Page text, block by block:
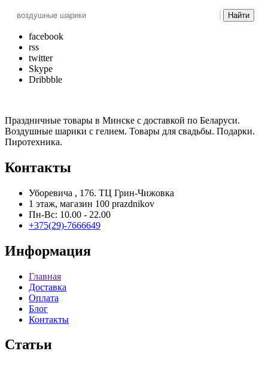
Найти
facebook
rss
twitter
Skype
Dribbble
Праздничные товары в Минске с доставкой по Беларуси.
Воздушные шарики с гелием. Товары для свадьбы. Подарки.
Пиротехника.
Контакты
Уборевича , 176. ТЦ Грин-Чижовка
1 этаж, магазин 100 prazdnikov
Пн-Вс: 10.00 - 22.00
+375(29)-7666649
Информация
Главная
Доставка
Оплата
Блог
Контакты
Статьи